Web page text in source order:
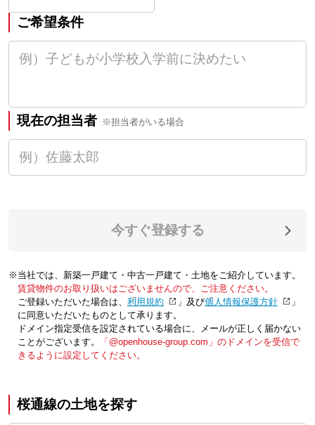
ご希望条件
現在の担当者 ※担当者がいる場合
今すぐ登録する
※当社では、新築一戸建て・中古一戸建て・土地をご紹介しています。
賃貸物件のお取り扱いはございませんので、ご注意ください。
ご登録いただいた場合は、「利用規約 」及び「個人情報保護方針
」
に同意いただいたものとして承ります。
ドメイン指定受信を設定されている場合に、メールが正しく届かない
ことがございます。
「@openhouse-group.com」のドメインを受信で
きるように設定してください。
桜通線の土地を探す